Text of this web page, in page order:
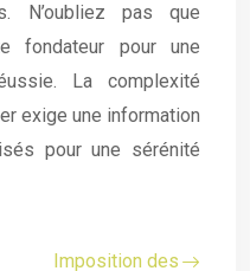
N’oubliez pas que
fondateur pour une
La complexité
exige une information
pour une sérénité
Imposition des